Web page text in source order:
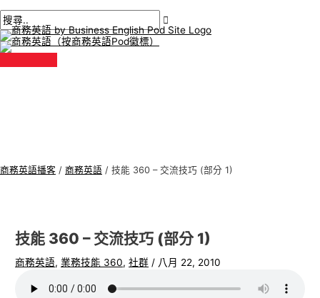
至
內
容
選
商務英語播客 / 商務英語 / 技能 360 – 交流技巧 (部分 1)
技能 360 – 交流技巧 (部分 1)
商務英語,業務技能 360,社群 / 八月 22, 2010
文
導
航
此
輸
入。.
名
*
子
郵
件
*
商
務
英
語
搜
尋
: